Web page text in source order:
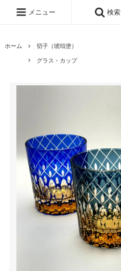
メニュー 検索
ホーム
切子（琥珀塗）
グラス・カップ